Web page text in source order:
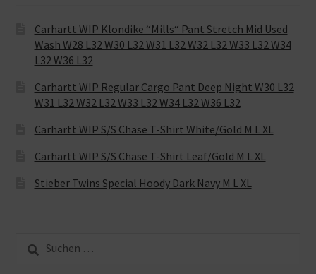
Carhartt WIP Klondike “Mills“ Pant Stretch Mid Used
Wash W28 L32 W30 L32 W31 L32 W32 L32 W33 L32 W34
L32 W36 L32
Carhartt WIP Regular Cargo Pant Deep Night W30 L32
W31 L32 W32 L32 W33 L32 W34 L32 W36 L32
Carhartt WIP S/S Chase T-Shirt White/Gold M L XL
Carhartt WIP S/S Chase T-Shirt Leaf/Gold M L XL
Stieber Twins Special Hoody Dark Navy M L XL
nach: